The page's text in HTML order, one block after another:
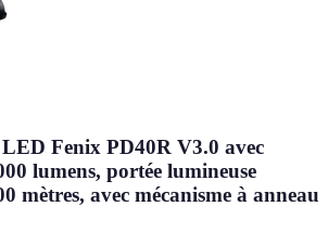
Fenix PD40R V3.0 avec
lumens, portée lumineuse
mètres, avec mécanisme à anneau